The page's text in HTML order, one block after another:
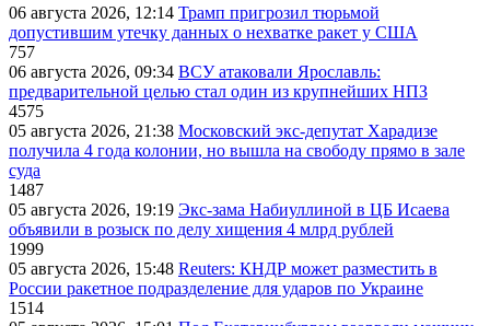
06 августа 2026, 12:14 Трамп пригрозил тюрьмой
допустившим утечку данных о нехватке ракет у США
757
06 августа 2026, 09:34 ВСУ атаковали Ярославль:
предварительной целью стал один из крупнейших НПЗ
4575
05 августа 2026, 21:38 Московский экс-депутат Харадизе
получила 4 года колонии, но вышла на свободу прямо в зале
суда
1487
05 августа 2026, 19:19 Экс-зама Набиуллиной в ЦБ Исаева
объявили в розыск по делу хищения 4 млрд рублей
1999
05 августа 2026, 15:48 Reuters: КНДР может разместить в
России ракетное подразделение для ударов по Украине
1514